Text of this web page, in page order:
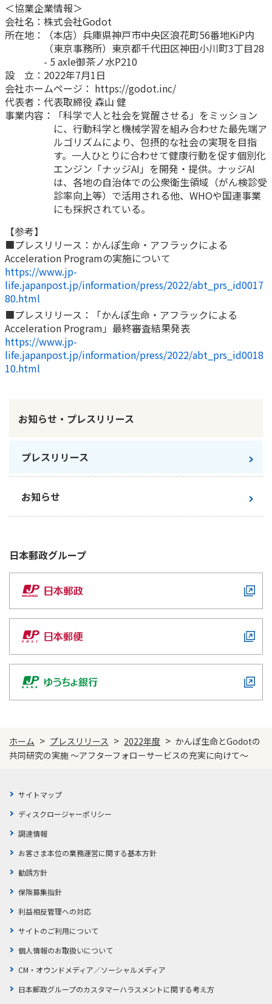
＜協業企業情報＞
会社名：株式会社Godot
所在地：（本店）兵庫県神戸市中央区浪花町56番地KiP内
（東京事務所）東京都千代田区神田小川町3丁目28
- 5 axle御茶ノ水P210
設 立：2022年7月1日
会社ホームページ： https://godot.inc/
代表者：代表取締役 森山 健
事業内容：「科学で人と社会を覚醒させる」をミッション
に、行動科学と機械学習を組み合わせた最先端ア
ルゴリズムにより、包摂的な社会の実現を目指
す。一人ひとりに合わせて健康行動を促す個別化
エンジン「ナッジAI」を開発・提供。ナッジAI
は、各地の自治体での公衆衛生領域（がん検診受
診率向上等）で活用される他、WHOや国連事業
にも採択されている。
【参考】
■プレスリリース：かんぽ生命・アフラックによる
Acceleration Programの実施について
https://www.jp-
life.japanpost.jp/information/press/2022/abt_prs_id0017
80.html
■プレスリリース：「かんぽ生命・アフラックによる
Acceleration Program」最終審査結果発表
https://www.jp-
life.japanpost.jp/information/press/2022/abt_prs_id0018
10.html
お知らせ・プレスリリース
プレスリリース
お知らせ
日本郵政グループ
ホーム > プレスリリース > 2022年度 > かんぽ生命とGodotの
共同研究の実施 ～アフターフォローサービスの充実に向けて～
サイトマップ
ディスクロージャーポリシー
調達情報
お客さま本位の業務運営に関する基本方針
勧誘方針
保険募集指針
利益相反管理への対応
サイトのご利用について
個人情報のお取扱いについて
CM・オウンドメディア／ソーシャルメディア
日本郵政グループのカスタマーハラスメントに関する考え方